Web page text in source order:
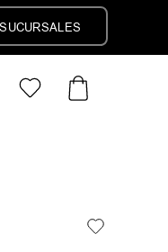
SUCURSALES